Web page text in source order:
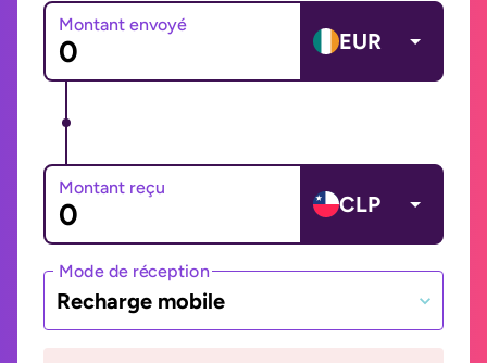
Montant envoyé
EUR
Montant reçu
CLP
Mode de réception
Recharge mobile